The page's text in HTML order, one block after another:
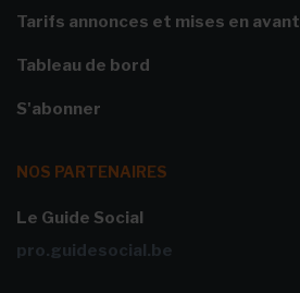
Tarifs annonces et mises en avant
Tableau de bord
S'abonner
NOS PARTENAIRES
Le Guide Social
pro.guidesocial.be